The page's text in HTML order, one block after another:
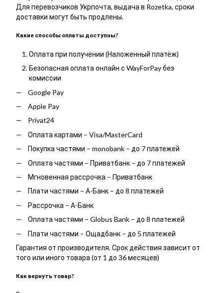
Для перевозчиков Укрпочта, выдача в Rozetka, сроки
доставки могут быть продлены.
Какие способы оплаты доступны?
Оплата при получении (Наложенный платёж)
Безопасная оплата онлайн с WayForPay без
комиссии
Google Pay
Apple Pay
Privat24
Оплата картами – Visa/MasterCard
Покупка частями – monobank – до 7 платежей
Оплата частями – Приватбанк – до 7 платежей
Мгновенная рассрочка – Приватбанк
Плати частями – А-Банк – до 8 платежей
Рассрочка – А-Банк
Оплата частями – Globus Bank – до 8 платежей
Плати частями – Ощадбанк – до 5 платежей
Гарантия от производителя. Срок действия зависит от
того или иного товара (от 1 до 36 месяцев)
Как вернуть товар?